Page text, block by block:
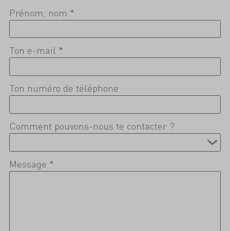
Prénom, nom *
Ton e-mail *
Ton numéro de téléphone
Comment pouvons-nous te contacter ?
Message *